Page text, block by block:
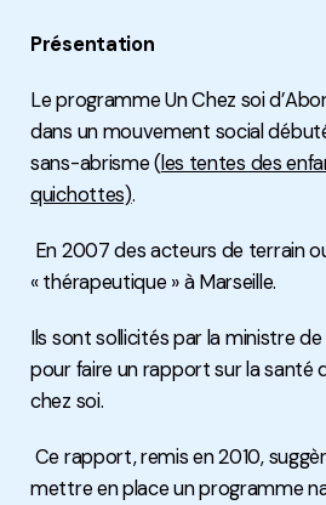
Présentation
Le programme Un Chez soi
dans un mouvement social
sans-abrisme (les tentes des
quichottes).
En 2007 des acteurs de terrain
« thérapeutique » à Marseille.
Ils sont sollicités par la ministre
pour faire un rapport sur la santé
chez soi.
Ce rapport, remis en 2010,
mettre en place un programme